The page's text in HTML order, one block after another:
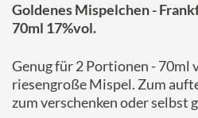
Goldenes Mispelchen -
70ml 17%vol.
Genug für 2 Portionen - 70ml
riesengroße Mispel. Zum
zum verschenken oder selbst